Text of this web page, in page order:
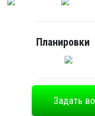
Планировки
Задать